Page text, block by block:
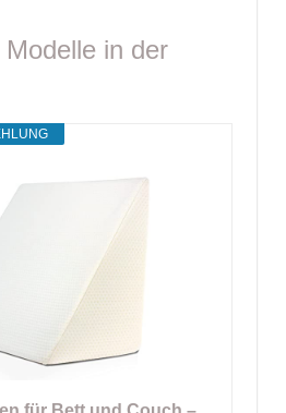
in der